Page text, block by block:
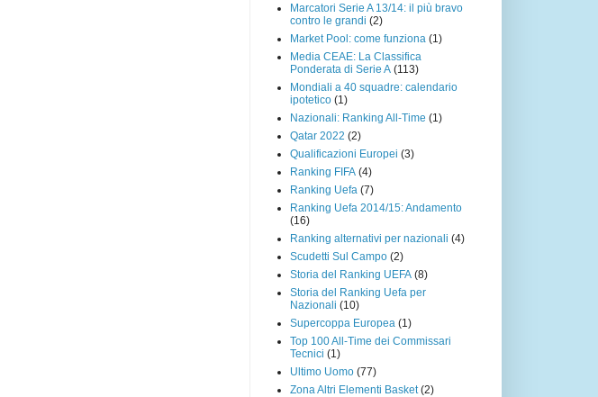
Marcatori Serie A 13/14: il più bravo
contro le grandi (2)
Market Pool: come funziona (1)
Media CEAE: La Classifica
Ponderata di Serie A (113)
Mondiali a 40 squadre: calendario
ipotetico (1)
Nazionali: Ranking All-Time (1)
Qatar 2022 (2)
Qualificazioni Europei (3)
Ranking FIFA (4)
Ranking Uefa (7)
Ranking Uefa 2014/15: Andamento
(16)
Ranking alternativi per nazionali (4)
Scudetti Sul Campo (2)
Storia del Ranking UEFA (8)
Storia del Ranking Uefa per
Nazionali (10)
Supercoppa Europea (1)
Top 100 All-Time dei Commissari
Tecnici (1)
Ultimo Uomo (77)
Zona Altri Elementi Basket (2)